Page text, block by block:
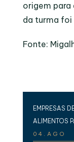
origem para
da turma foi
Fonte:
EMPRESAS
ALIMENTOS
04.AGO